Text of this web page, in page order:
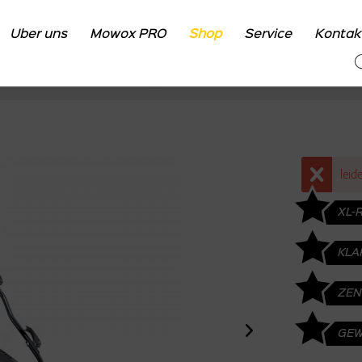
Über uns Mowox PRO Shop Service
XL-